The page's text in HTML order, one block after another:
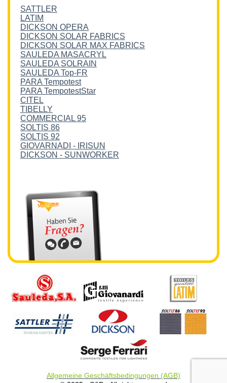
SATTLER
LATIM
DICKSON OPERA
DICKSON SOLAR FABRICS
DICKSON SOLAR MAX FABRICS
SAULEDA MASACRYL
SAULEDA SOLRAIN
SAULEDA Top-FR
PARA Tempotest
PARA TempotestStar
CITEL
TIBELLY
COMMERCIAL 95
SOLTIS 86
SOLTIS 92
GIOVARNADI - IRISUN
DICKSON - SUNWORKER
Allgemeine Geschäftsbedingungen (AGB)